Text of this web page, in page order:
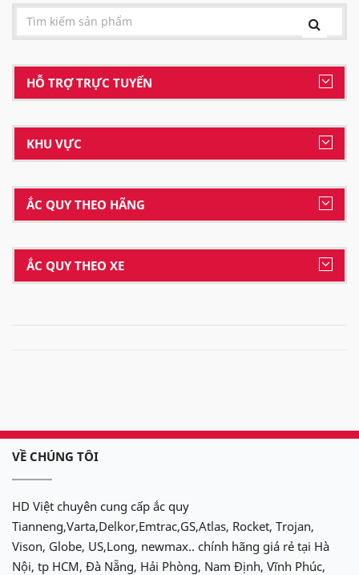
HỖ TRỢ TRỰC TUYẾN
KHU VỰC
ẮC QUY THEO HÃNG
ẮC QUY THEO XE
VỀ CHÚNG TÔI
HD Việt chuyên cung cấp ắc quy
Tianneng,Varta,Delkor,Emtrac,GS,Atlas, Rocket, Trojan,
Vison, Globe, US,Long, newmax.. chính hãng giá rẻ tại Hà
Nội, tp HCM, Đà Nẵng, Hải Phòng, Nam Định, Vĩnh Phúc,